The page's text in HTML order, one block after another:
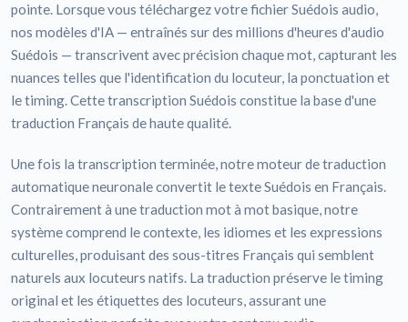
pointe. Lorsque vous téléchargez votre fichier Suédois audio,
nos modèles d'IA — entraînés sur des millions d'heures d'audio
Suédois — transcrivent avec précision chaque mot, capturant les
nuances telles que l'identification du locuteur, la ponctuation et
le timing. Cette transcription Suédois constitue la base d'une
traduction Français de haute qualité.
Une fois la transcription terminée, notre moteur de traduction
automatique neuronale convertit le texte Suédois en Français.
Contrairement à une traduction mot à mot basique, notre
système comprend le contexte, les idiomes et les expressions
culturelles, produisant des sous-titres Français qui semblent
naturels aux locuteurs natifs. La traduction préserve le timing
original et les étiquettes des locuteurs, assurant une